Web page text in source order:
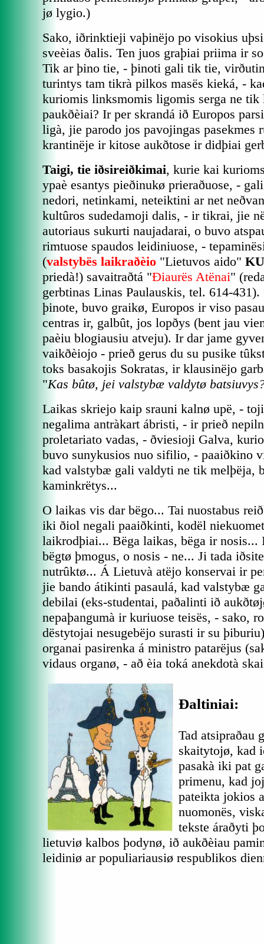
jø lygio.)
Sako, iðrinktieji vaþinëjo po visokius
sveèias ðalis. Ten juos graþiai priima ir
Tik ar þino tie, - þinoti gali tik tie,
turintys tam tikrà pilkos masës kieká, -
kuriomis linksmomis ligomis serga ne tik
paukðèiai? Ir per skrandá ið Europos
ligà, jie parodo jos pavojingas pasekmes
krantinëje ir kitose aukðtose ir didþiai
Taigi, tie iðsireiðkimai, kurie kai
ypaè esantys pieðinukø prieraðuose, -
nedori, netinkami, neteiktini ar net
kultûros sudedamoji dalis, - ir tikrai, jie
autoriaus sukurti naujadarai, o buvo
rimtuose spaudos leidiniuose, -
(valstybës laikraðèio "Lietuvos aido"
priedà!) savaitraðtá "Ðiaurës Atënai"
gerbtinas Linas Paulauskis, tel. 614-
þinote, buvo graikø, Europos ir viso
centras ir, galbût, jos lopðys (bent jau
paèiu blogiausiu atveju). Ir dar jame
vaikðèiojo - prieð gerus du su pusike
toks basakojis Sokratas, ir klausinëjo
"Kas bûtø, jei valstybæ valdytø
Laikas skriejo kaip srauni kalnø upë, -
negalima antràkart ábristi, - ir prieð
proletariato vadas, - ðviesioji Galva,
buvo sunykusios nuo sifilio, - paaiðkino
kad valstybæ gali valdyti ne tik melþëja,
kaminkrëtys...
O laikas vis dar bëgo... Tai nuostabus
iki ðiol negali paaiðkinti, kodël
laikrodþiai... Bëga laikas, bëga ir nosis...
bëgtø þmogus, o nosis - ne... Ji tada
nutrûktø... Á Lietuvà atëjo konservai ir
jie bando átikinti pasaulá, kad valstybæ
debilai (eks-studentai, paðalinti ið
nepaþangumà ir kuriuose teisës, - sako,
dëstytojai nesugebëjo surasti ir su
organai pasirenka á ministro patarëjus
vidaus organø, - að èia toká anekdotà
Ðaltiniai:
Tad atsipraðau
skaitytojø, kad
pasakà iki pat
primenu, kad
pateikta jokios
nuomonës,
tekste áraðyti
lietuviø kalbos þodynø, ið aukðèiau
leidiniø ar populiariausiø respublikos